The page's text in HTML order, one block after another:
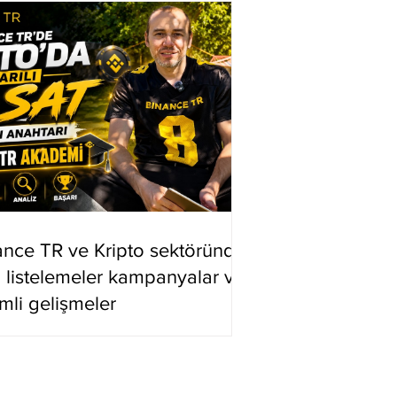
TR ve Kripto sektöründe
listelemeler kampanyalar ve
gelişmeler